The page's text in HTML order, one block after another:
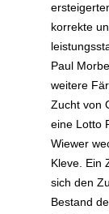
korrekte
Paul
weitere
Zucht von
eine Lotto
Wiewer
Kleve. Ein
sich den
Bestand